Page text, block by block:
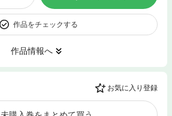
作品をチェックする
作品情報へ
お気に入り登録